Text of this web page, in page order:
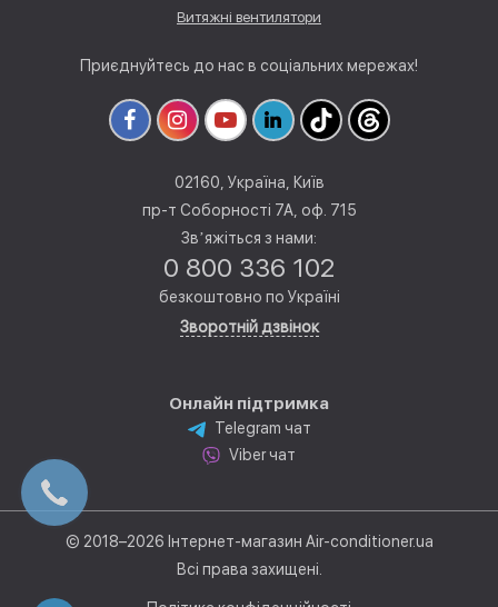
Витяжні вентилятори
Приєднуйтесь до нас в соціальних мережах!
02160, Україна, Київ
пр-т Соборності 7А, оф. 715
Звʼяжіться з нами:
0 800 336 102
безкоштовно по Україні
Зворотній дзвінок
Онлайн підтримка
Telegram чат
Viber чат
© 2018–2026 Інтернет-магазин Air-conditioner.ua
Всі права захищені.